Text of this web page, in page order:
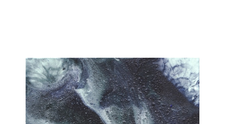
Janka Stemmle
Afloat
2018